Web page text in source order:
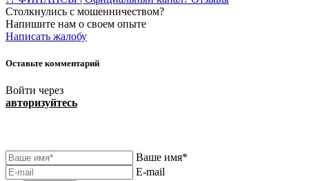
Столкнулись с мошенничеством?
Напишите нам о своем опыте
Написать жалобу
Оставьте комментарий
Войти через
авторизуйтесь
Ваше имя*
E-mail